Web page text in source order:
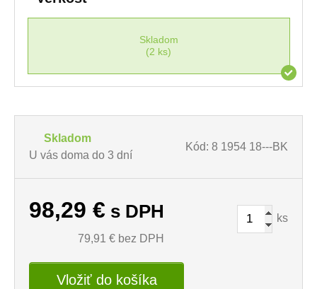
Skladom
(2 ks)
Skladom
U vás doma do 3 dní
Kód: 8 1954 18---BK
98,29 € s DPH
79,91 € bez DPH
ks
Vložiť do košíka